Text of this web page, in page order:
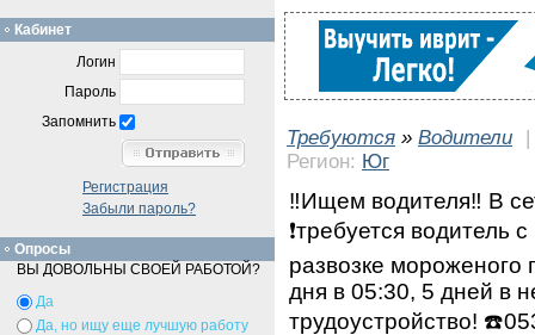
Требуются » Водители
|
Регион: Юг
‼️Ищем водителя‼️ В
❗требуется водитель
развозке мороженого
дня в 05:30, 5 дней в
трудоустройство!
Кабинет
Логин
Пароль
Запомнить
Регистрация
Забыли пароль?
Опросы
ВЫ ДОВОЛЬНЫ СВОЕЙ РАБОТОЙ?
Да
Да, но ищу еще лучшую работу